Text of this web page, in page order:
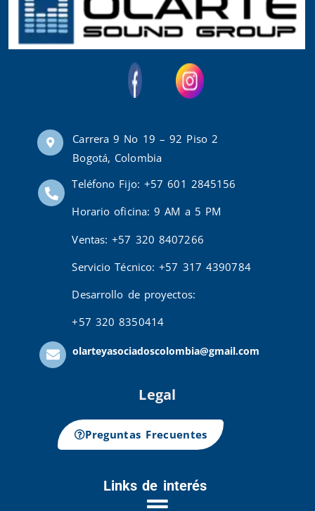
Carrera 9 No 19 – 92 Piso 2
Bogotá, Colombia
Teléfono Fijo: +57 601 2845156
Horario oficina: 9 AM a 5 PM
Ventas: +57 320 8407266
Servicio Técnico: +57 317 4390784
Desarrollo de proyectos:
+57 320 8350414
olarteyasociadoscolombia@gmail.com
Legal
Preguntas Frecuentes
Links de interés